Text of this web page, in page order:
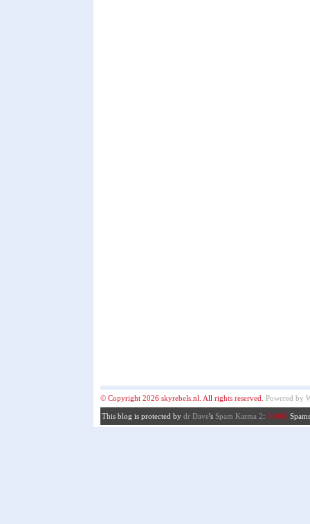
© Copyright 2026 skyrebels.nl. All rights reserved. Powered by
This blog is protected by dr Dave's Spam Karma 2: 54065